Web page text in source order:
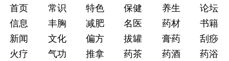
首页 常识 特色 保健 养生
论坛
信息
丰胸 减肥 名医 药材
书籍
新闻
文化 偏方 拔罐 膏药
刮痧
火疗
气功 推拿 药茶 药酒
药浴